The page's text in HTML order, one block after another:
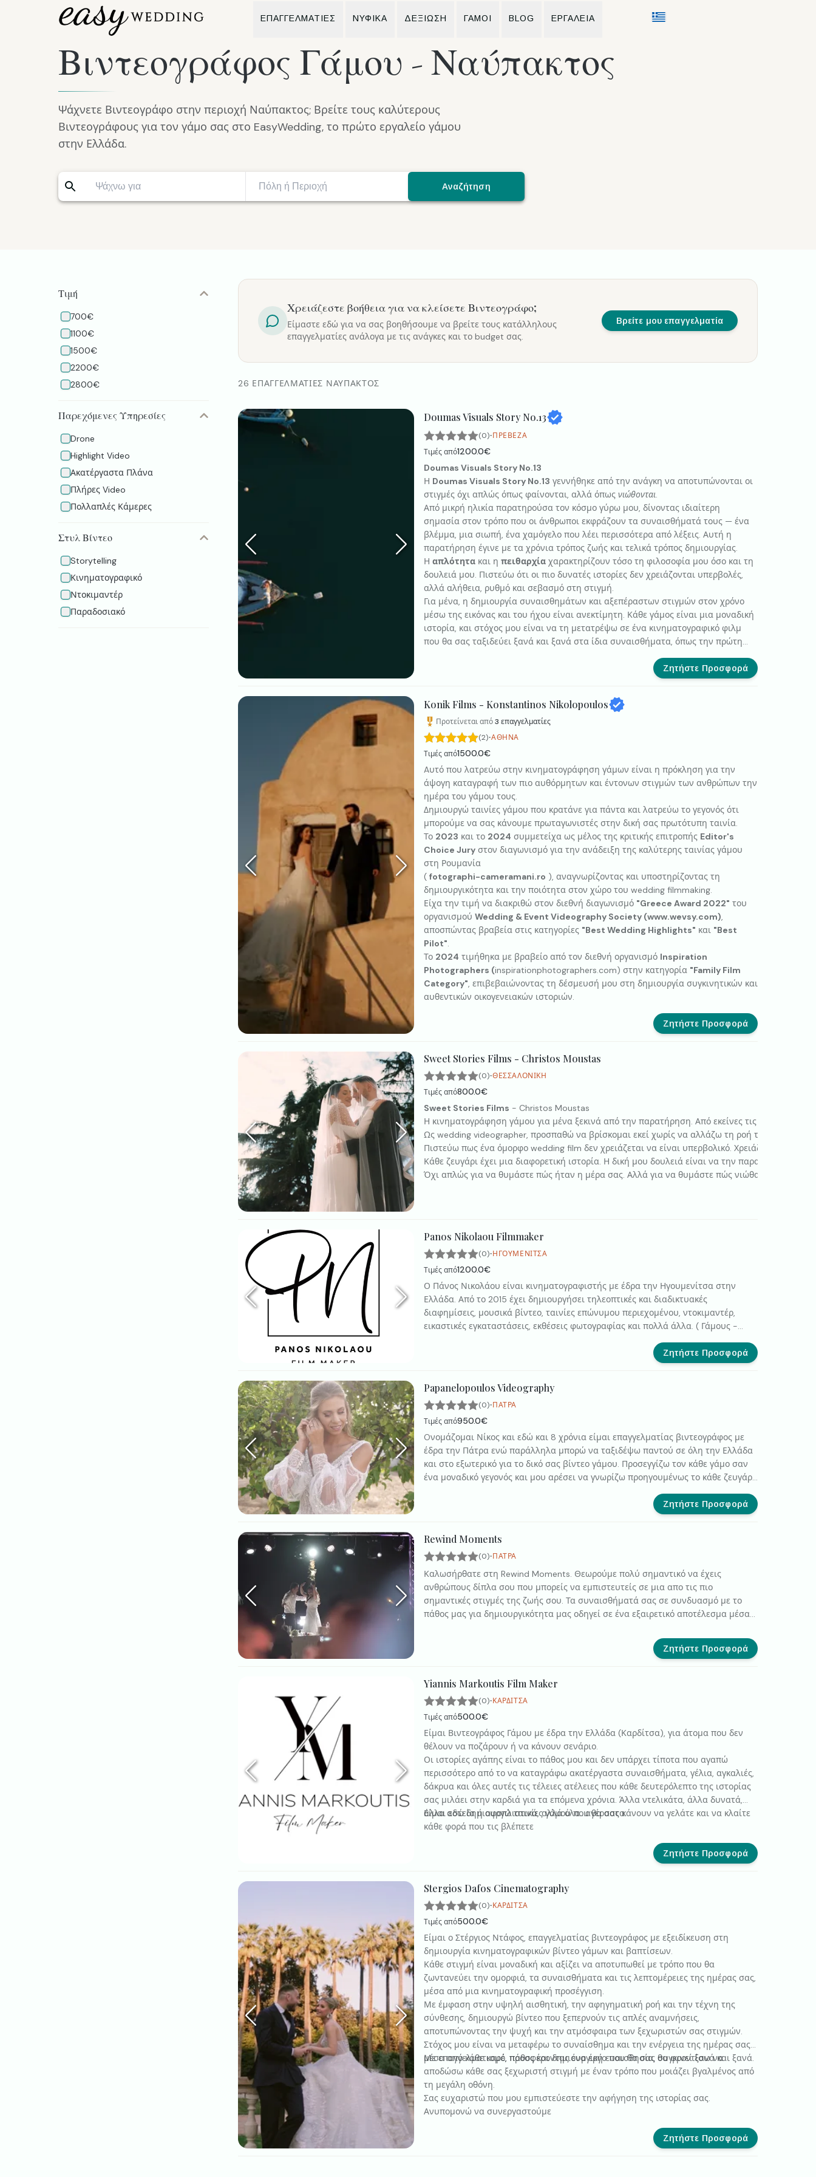
ΕΠΑΓΓΕΛΜΑΤΙΕΣ ΝΥΦΙΚΆ ΔΕΞΙΩΣΗ ΓΆΜΟΙ BLOG ΕΡΓΑΛΕΙΑ
Βιντεογράφος Γάμου - Ναύπακτος
Ψάχνετε Βιντεογράφο στην περιοχή Ναύπακτος; Βρείτε τους καλύτερους
Βιντεογράφους για τον γάμο σας στο EasyWedding, το πρώτο εργαλείο γάμου
στην Ελλάδα.
Αναζήτηση
Τιμή
700€
1100€
1500€
2200€
2800€
Παρεχόμενες Υπηρεσίες
Drone
Highlight Video
Ακατέργαστα Πλάνα
Πλήρες Video
Πολλαπλές Κάμερες
Στυλ Βίντεο
Storytelling
Κινηματογραφικό
Ντοκιμαντέρ
Παραδοσιακό
Χρειάζεστε βοήθεια για να κλείσετε Βιντεογράφο;
Είμαστε εδώ για να σας βοηθήσουμε να βρείτε τους κατάλληλους
επαγγελματίες ανάλογα με τις ανάγκες και το budget σας.
Βρείτε μου επαγγελματία
26 ΕΠΑΓΓΕΛΜΑΤΊΕΣ ΝΑΎΠΑΚΤΟΣ
Doumas Visuals Story No.13
(0)·ΠΡΈΒΕΖΑ
Τιμές από1200.0€
Doumas Visuals Story No.13
Η Doumas Visuals Story No.13 γεννήθηκε από την ανάγκη να αποτυπώνονται οι
στιγμές όχι απλώς όπως φαίνονται, αλλά όπως νιώθονται.
Από μικρή ηλικία παρατηρούσα τον κόσμο γύρω μου, δίνοντας ιδιαίτερη
σημασία στον τρόπο που οι άνθρωποι εκφράζουν τα συναισθήματά τους — ένα
βλέμμα, μια σιωπή, ένα χαμόγελο που λέει περισσότερα από λέξεις. Αυτή η
παρατήρηση έγινε με τα χρόνια τρόπος ζωής και τελικά τρόπος δημιουργίας.
Η απλότητα και η πειθαρχία χαρακτηρίζουν τόσο τη φιλοσοφία μου όσο και τη
δουλειά μου. Πιστεύω ότι οι πιο δυνατές ιστορίες δεν χρειάζονται υπερβολές,
αλλά αλήθεια, ρυθμό και σεβασμό στη στιγμή.
Για μένα, η δημιουργία συναισθημάτων και αξεπέραστων στιγμών στον χρόνο
μέσω της εικόνας και του ήχου είναι ανεκτίμητη. Κάθε γάμος είναι μια μοναδική
ιστορία, και στόχος μου είναι να τη μετατρέψω σε ένα κινηματογραφικό φιλμ
που θα σας ταξιδεύει ξανά και ξανά στα ίδια συναισθήματα, όπως την πρώτη
Ζητήστε Προσφορά
Konik Films - Konstantinos Nikolopoulos
Προτείνεται από3 επαγγελματίες
(2)·ΑΘΉΝΑ
Τιμές από1500.0€
Aυτό που λατρεύω στην κινηματογράφηση γάμων είναι η πρόκληση για την
άψογη καταγραφή των πιο αυθόρμητων και έντονων στιγμών των ανθρώπων την
ημέρα του γάμου τους.
Δημιουργώ ταινίες γάμου που κρατάνε για πάντα και λατρεύω το γεγονός ότι
μπορούμε να σας κάνουμε πρωταγωνιστές στην δική σας πρωτότυπη ταινία.
Το 2023 και το 2024 συμμετείχα ως μέλος της κριτικής επιτροπής Editor's
Choice Jury στον διαγωνισμό για την ανάδειξη της καλύτερης ταινίας γάμου
στη Ρουμανία
( fotographi-cameramani.ro ), αναγνωρίζοντας και υποστηρίζοντας τη
δημιουργικότητα και την ποιότητα στον χώρο του wedding filmmaking.
Είχα την τιμή να διακριθώ στον διεθνή διαγωνισμό "Greece Award 2022" του
οργανισμού Wedding & Event Videography Society (www.wevsy.com),
αποσπώντας βραβεία στις κατηγορίες "Best Wedding Highlights" και "Best
Pilot".
Το 2024 τιμήθηκα με βραβείο από τον διεθνή οργανισμό Inspiration
Photographers (inspirationphotographers.com) στην κατηγορία "Family Film
Category", επιβεβαιώνοντας τη δέσμευσή μου στη δημιουργία συγκινητικών και
αυθεντικών οικογενειακών ιστοριών.
Ζητήστε Προσφορά
Sweet Stories Films - Christos Moustas
(0)·ΘΕΣΣΑΛΟΝΊΚΗ
Τιμές από800.0€
Sweet Stories Films - Christos Moustas
Η κινηματογράφηση γάμου για μένα ξεκινά από την παρατήρηση. Από εκείνες τις μικρές,
Ως wedding videographer, προσπαθώ να βρίσκομαι εκεί χωρίς να αλλάζω τη ροή της ημέρας.
Πιστεύω πως ένα όμορφο wedding film δεν χρειάζεται να είναι υπερβολικό. Χρειάζεται να
Κάθε ζευγάρι έχει μια διαφορετική ιστορία. Η δική μου δουλειά είναι να την παρατηρήσω,
Όχι απλώς για να θυμάστε πώς ήταν η μέρα σας. Αλλά για να θυμάστε πώς νιώθατε.
Panos Nikolaou Filmmaker
(0)·ΗΓΟΥΜΕΝΊΤΣΑ
Τιμές από1200.0€
Ο Πάνος Νικολάου είναι κινηματογραφιστής με έδρα την Ηγουμενίτσα στην
Ελλάδα. Από το 2015 έχει δημιουργήσει τηλεοπτικές και διαδικτυακές
διαφημίσεις, μουσικά βίντεο, ταινίες επώνυμου περιεχομένου, ντοκιμαντέρ,
εικαστικές εγκαταστάσεις, εκθέσεις φωτογραφίας και πολλά άλλα. ( Γάμους -
Ζητήστε Προσφορά
Papanelopoulos Videography
(0)·ΠΆΤΡΑ
Τιμές από950.0€
Oνομάζομαι Νίκος και εδώ και 8 χρόνια είμαι επαγγελματίας βιντεογράφος με
έδρα την Πάτρα ενώ παράλληλα μπορώ να ταξιδέψω παντού σε όλη την Ελλάδα
και στο εξωτερικό για το δικό σας βίντεο γάμου. Προσεγγίζω τον κάθε γάμο σαν
ένα μοναδικό γεγονός και μου αρέσει να γνωρίζω προηγουμένως το κάθε ζευγάρι
κάθε βίντεο δίνω το ύφος και το στυλ που πιστεύω ότι ταιριάζει καλύτερα στην
προσωπικότητά του κάθε ζευγαριού και τους προσφέρω ένα βίντεο με όλες τις
Ζητήστε Προσφορά
Rewind Moments
(0)·ΠΆΤΡΑ
Καλωσήρθατε στη Rewind Moments. Θεωρούμε πολύ σημαντικό να έχεις
ανθρώπους δίπλα σου που μπορείς να εμπιστευτείς σε μια απο τις πιο
σημαντικές στιγμές της ζωής σου. Τα συναισθήματά σας σε συνδυασμό με το
πάθος μας για δημιουργικότητα μας οδηγεί σε ένα εξαιρετικό αποτέλεσμα μέσα
Ζητήστε Προσφορά
Yiannis Markoutis Film Maker
(0)·ΚΑΡΔΊΤΣΑ
Τιμές από500.0€
Είμαι Βιντεογράφος Γάμου με έδρα την Ελλάδα (Καρδίτσα), για άτομα που δεν
θέλουν να ποζάρουν ή να κάνουν σενάριο.
Οι ιστορίες αγάπης είναι το πάθος μου και δεν υπάρχει τίποτα που αγαπώ
περισσότερο από το να καταγράφω ακατέργαστα συναισθήματα, γέλια, αγκαλιές,
δάκρυα και όλες αυτές τις τέλειες ατέλειες που κάθε δευτερόλεπτο της ιστορίας
σας μιλάει στην καρδιά για τα επόμενα χρόνια. Άλλα ντελικάτα, άλλα δυνατά,
άλλα αστεία ή αφοπλιστικά, αλλά όλα...αγέραστα.
Είμαι εδώ δημιουργώ ταινίες γάμου που θα σας κάνουν να γελάτε και να κλαίτε
κάθε φορά που τις βλέπετε
Ζητήστε Προσφορά
Stergios Dafos Cinematography
(0)·ΚΑΡΔΊΤΣΑ
Τιμές από500.0€
Είμαι ο Στέργιος Ντάφος, επαγγελματίας βιντεογράφος με εξειδίκευση στη
δημιουργία κινηματογραφικών βίντεο γάμων και βαπτίσεων.
Κάθε στιγμή είναι μοναδική και αξίζει να αποτυπωθεί με τρόπο που θα
ζωντανεύει την ομορφιά, τα συναισθήματα και τις λεπτομέρειες της ημέρας σας,
μέσα από μια κινηματογραφική προσέγγιση.
Με έμφαση στην υψηλή αισθητική, την αφηγηματική ροή και την τέχνη της
σύνθεσης, δημιουργώ βίντεο που ξεπερνούν τις απλές αναμνήσεις,
αποτυπώνοντας την ψυχή και την ατμόσφαιρα των ξεχωριστών σας στιγμών.
Στόχος μου είναι να μεταφέρω το συναίσθημα και την ενέργεια της ημέρας σας
μέσα από κάθε καρέ, προσφέροντας ένα έργο που θα σας συγκινεί ξανά και ξανά.
Με επαγγελματισμό, πάθος και δημιουργική ευαισθησία, θα φροντίσω να
αποδώσω κάθε σας ξεχωριστή στιγμή με έναν τρόπο που μοιάζει βγαλμένος από
τη μεγάλη οθόνη.
Σας ευχαριστώ που μου εμπιστεύεστε την αφήγηση της ιστορίας σας.
Ανυπομονώ να συνεργαστούμε
Ζητήστε Προσφορά